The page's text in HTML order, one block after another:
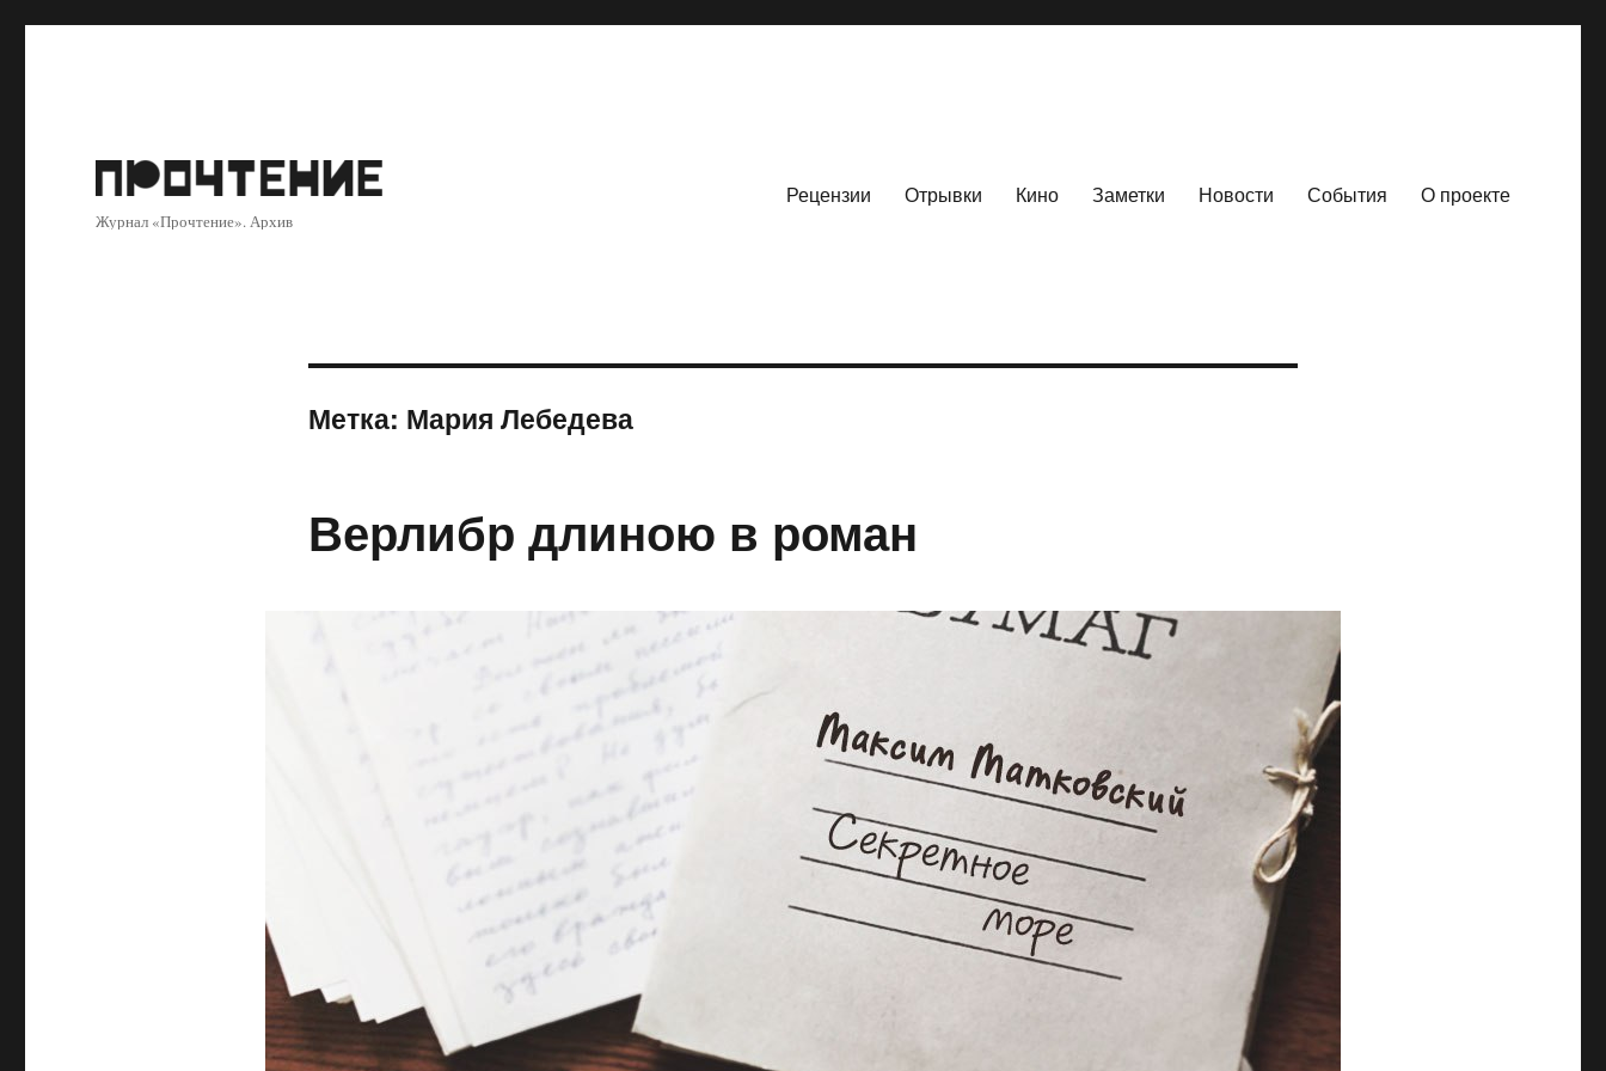
Журнал «Прочтение». Архив
Рецензии Отрывки Кино Заметки Новости События О проекте
Метка: Мария Лебедева
Верлибр длиною в роман